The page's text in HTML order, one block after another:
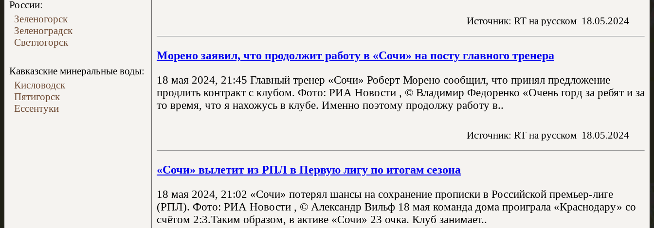
России:
Зеленогорск
Зеленоградск
Светлогорск
Кавказские минеральные воды:
Кисловодск
Пятигорск
Ессентуки
Источник: RT на русском 18.05.2024
Морено заявил, что продолжит работу в «Сочи» на посту главного тренера
18 мая 2024, 21:45 Главный тренер «Сочи» Роберт Морено сообщил, что принял предложение
продлить контракт с клубом. Фото: РИА Новости , © Владимир Федоренко «Очень горд за ребят и за
то время, что я нахожусь в клубе. Именно поэтому продолжу работу в..
Источник: RT на русском 18.05.2024
«Сочи» вылетит из РПЛ в Первую лигу по итогам сезона
18 мая 2024, 21:02 «Сочи» потерял шансы на сохранение прописки в Российской премьер-лиге
(РПЛ). Фото: РИА Новости , © Александр Вильф 18 мая команда дома проиграла «Краснодару» со
счётом 2:3.Таким образом, в активе «Сочи» 23 очка. Клуб занимает..